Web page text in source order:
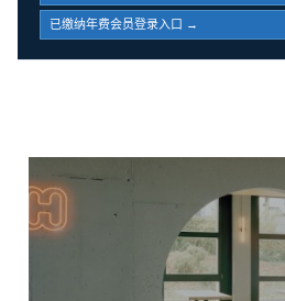
已缴纳年费会员登录入口 →